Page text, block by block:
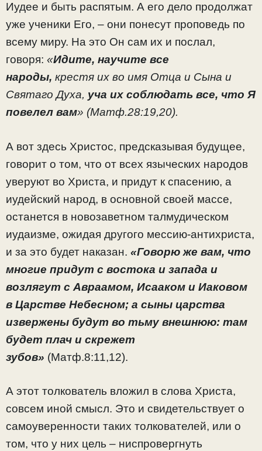
Иудее и быть распятым. А его дело продолжат
уже ученики Его, – они понесут проповедь по
всему миру. На это Он сам их и послал,
говоря: «Идите, научите все
народы, крестя их во имя Отца и Сына и
Святаго Духа, уча их соблюдать все, что Я
повелел вам» (Матф.28:19,20).
А вот здесь Христос, предсказывая будущее,
говорит о том, что от всех языческих народов
уверуют во Христа, и придут к спасению, а
иудейский народ, в основной своей массе,
останется в новозаветном талмудическом
иудаизме, ожидая другого мессию-антихриста,
и за это будет наказан. «Говорю же вам, что
многие придут с востока и запада и
возлягут с Авраамом, Исааком и Иаковом
в Царстве Небесном; а сыны царства
извержены будут во тьму внешнюю: там
будет плач и скрежет
зубов» (Матф.8:11,12).
А этот толкователь вложил в слова Христа,
совсем иной смысл. Это и свидетельствует о
самоуверенности таких толкователей, или о
том, что у них цель – ниспровергнуть